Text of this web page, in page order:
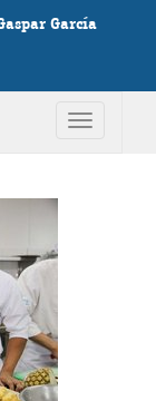
García
Toggle